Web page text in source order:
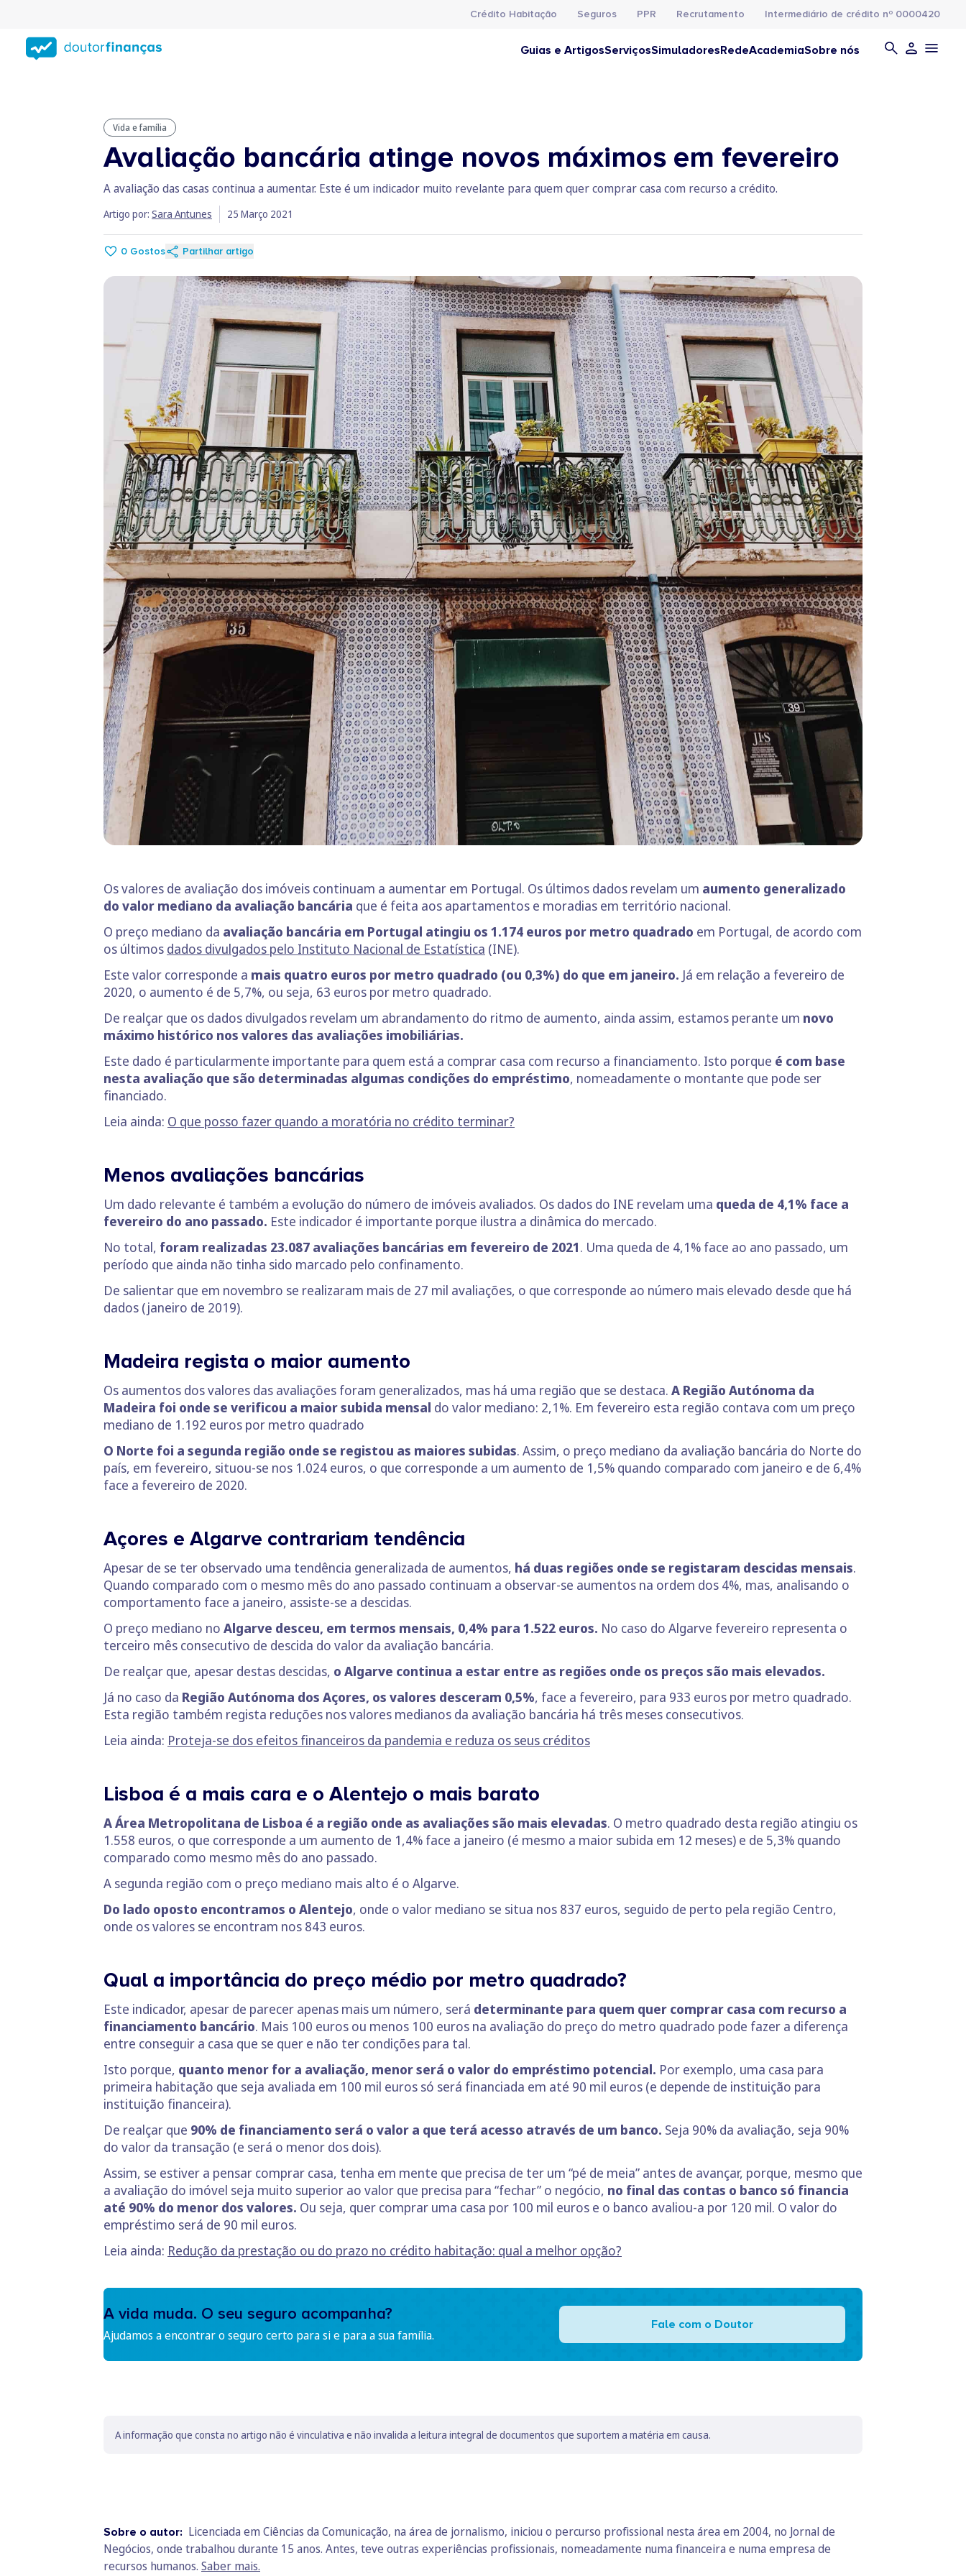
conteúdo
principal
Crédito Habitação Seguros PPR Recrutamento Intermediário de crédito nº 0000420
Guias e ArtigosServiçosSimuladoresRedeAcademiaSobre nós
Vida e família
Avaliação bancária atinge novos máximos em fevereiro
A avaliação das casas continua a aumentar. Este é um indicador muito revelante para quem quer comprar casa com recurso a crédito.
Artigo por: Sara Antunes 25 Março 2021
0 Gostos Partilhar artigo
Os valores de avaliação dos imóveis continuam a aumentar em Portugal. Os últimos dados revelam um aumento generalizado
do valor mediano da avaliação bancária que é feita aos apartamentos e moradias em território nacional.
O preço mediano da avaliação bancária em Portugal atingiu os 1.174 euros por metro quadrado em Portugal, de acordo com
os últimos dados divulgados pelo Instituto Nacional de Estatística (INE).
Este valor corresponde a mais quatro euros por metro quadrado (ou 0,3%) do que em janeiro. Já em relação a fevereiro de
2020, o aumento é de 5,7%, ou seja, 63 euros por metro quadrado.
De realçar que os dados divulgados revelam um abrandamento do ritmo de aumento, ainda assim, estamos perante um novo
máximo histórico nos valores das avaliações imobiliárias.
Este dado é particularmente importante para quem está a comprar casa com recurso a financiamento. Isto porque é com base
nesta avaliação que são determinadas algumas condições do empréstimo, nomeadamente o montante que pode ser
financiado.
Leia ainda: O que posso fazer quando a moratória no crédito terminar?
Menos avaliações bancárias
Um dado relevante é também a evolução do número de imóveis avaliados. Os dados do INE revelam uma queda de 4,1% face a
fevereiro do ano passado. Este indicador é importante porque ilustra a dinâmica do mercado.
No total, foram realizadas 23.087 avaliações bancárias em fevereiro de 2021. Uma queda de 4,1% face ao ano passado, um
período que ainda não tinha sido marcado pelo confinamento.
De salientar que em novembro se realizaram mais de 27 mil avaliações, o que corresponde ao número mais elevado desde que há
dados (janeiro de 2019).
Madeira regista o maior aumento
Os aumentos dos valores das avaliações foram generalizados, mas há uma região que se destaca. A Região Autónoma da
Madeira foi onde se verificou a maior subida mensal do valor mediano: 2,1%. Em fevereiro esta região contava com um preço
mediano de 1.192 euros por metro quadrado
O Norte foi a segunda região onde se registou as maiores subidas. Assim, o preço mediano da avaliação bancária do Norte do
país, em fevereiro, situou-se nos 1.024 euros, o que corresponde a um aumento de 1,5% quando comparado com janeiro e de 6,4%
face a fevereiro de 2020.
Açores e Algarve contrariam tendência
Apesar de se ter observado uma tendência generalizada de aumentos, há duas regiões onde se registaram descidas mensais.
Quando comparado com o mesmo mês do ano passado continuam a observar-se aumentos na ordem dos 4%, mas, analisando o
comportamento face a janeiro, assiste-se a descidas.
O preço mediano no Algarve desceu, em termos mensais, 0,4% para 1.522 euros. No caso do Algarve fevereiro representa o
terceiro mês consecutivo de descida do valor da avaliação bancária.
De realçar que, apesar destas descidas, o Algarve continua a estar entre as regiões onde os preços são mais elevados.
Já no caso da Região Autónoma dos Açores, os valores desceram 0,5%, face a fevereiro, para 933 euros por metro quadrado.
Esta região também regista reduções nos valores medianos da avaliação bancária há três meses consecutivos.
Leia ainda: Proteja-se dos efeitos financeiros da pandemia e reduza os seus créditos
Lisboa é a mais cara e o Alentejo o mais barato
A Área Metropolitana de Lisboa é a região onde as avaliações são mais elevadas. O metro quadrado desta região atingiu os
1.558 euros, o que corresponde a um aumento de 1,4% face a janeiro (é mesmo a maior subida em 12 meses) e de 5,3% quando
comparado como mesmo mês do ano passado.
A segunda região com o preço mediano mais alto é o Algarve.
Do lado oposto encontramos o Alentejo, onde o valor mediano se situa nos 837 euros, seguido de perto pela região Centro,
onde os valores se encontram nos 843 euros.
Qual a importância do preço médio por metro quadrado?
Este indicador, apesar de parecer apenas mais um número, será determinante para quem quer comprar casa com recurso a
financiamento bancário. Mais 100 euros ou menos 100 euros na avaliação do preço do metro quadrado pode fazer a diferença
entre conseguir a casa que se quer e não ter condições para tal.
Isto porque, quanto menor for a avaliação, menor será o valor do empréstimo potencial. Por exemplo, uma casa para
primeira habitação que seja avaliada em 100 mil euros só será financiada em até 90 mil euros (e depende de instituição para
instituição financeira).
De realçar que 90% de financiamento será o valor a que terá acesso através de um banco. Seja 90% da avaliação, seja 90%
do valor da transação (e será o menor dos dois).
Assim, se estiver a pensar comprar casa, tenha em mente que precisa de ter um “pé de meia” antes de avançar, porque, mesmo que
a avaliação do imóvel seja muito superior ao valor que precisa para “fechar” o negócio, no final das contas o banco só financia
até 90% do menor dos valores. Ou seja, quer comprar uma casa por 100 mil euros e o banco avaliou-a por 120 mil. O valor do
empréstimo será de 90 mil euros.
Leia ainda: Redução da prestação ou do prazo no crédito habitação: qual a melhor opção?
A vida muda. O seu seguro acompanha?
Ajudamos a encontrar o seguro certo para si e para a sua família.
Fale com o Doutor
A informação que consta no artigo não é vinculativa e não invalida a leitura integral de documentos que suportem a matéria em causa.
Sobre o autor: Licenciada em Ciências da Comunicação, na área de jornalismo, iniciou o percurso profissional nesta área em 2004, no Jornal de
Negócios, onde trabalhou durante 15 anos. Antes, teve outras experiências profissionais, nomeadamente numa financeira e numa empresa de
recursos humanos. Saber mais.